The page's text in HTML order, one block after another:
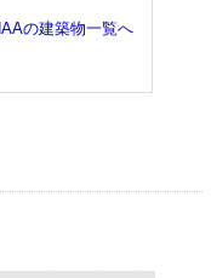
の建築物一覧へ